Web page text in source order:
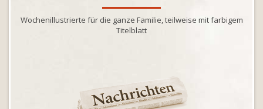
Wochenillustrierte für die ganze Familie, teilweise mit farbigem
Titelblatt